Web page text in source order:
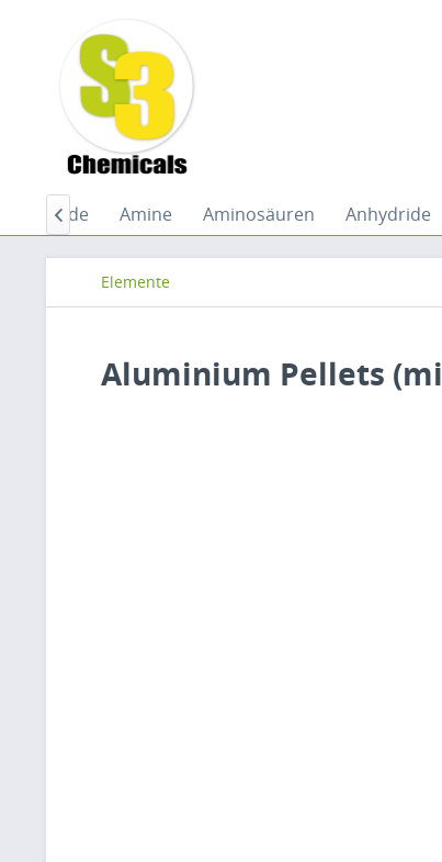
Amide Amine Aminosäuren Anhydride

Elemente
Aluminium Pellets